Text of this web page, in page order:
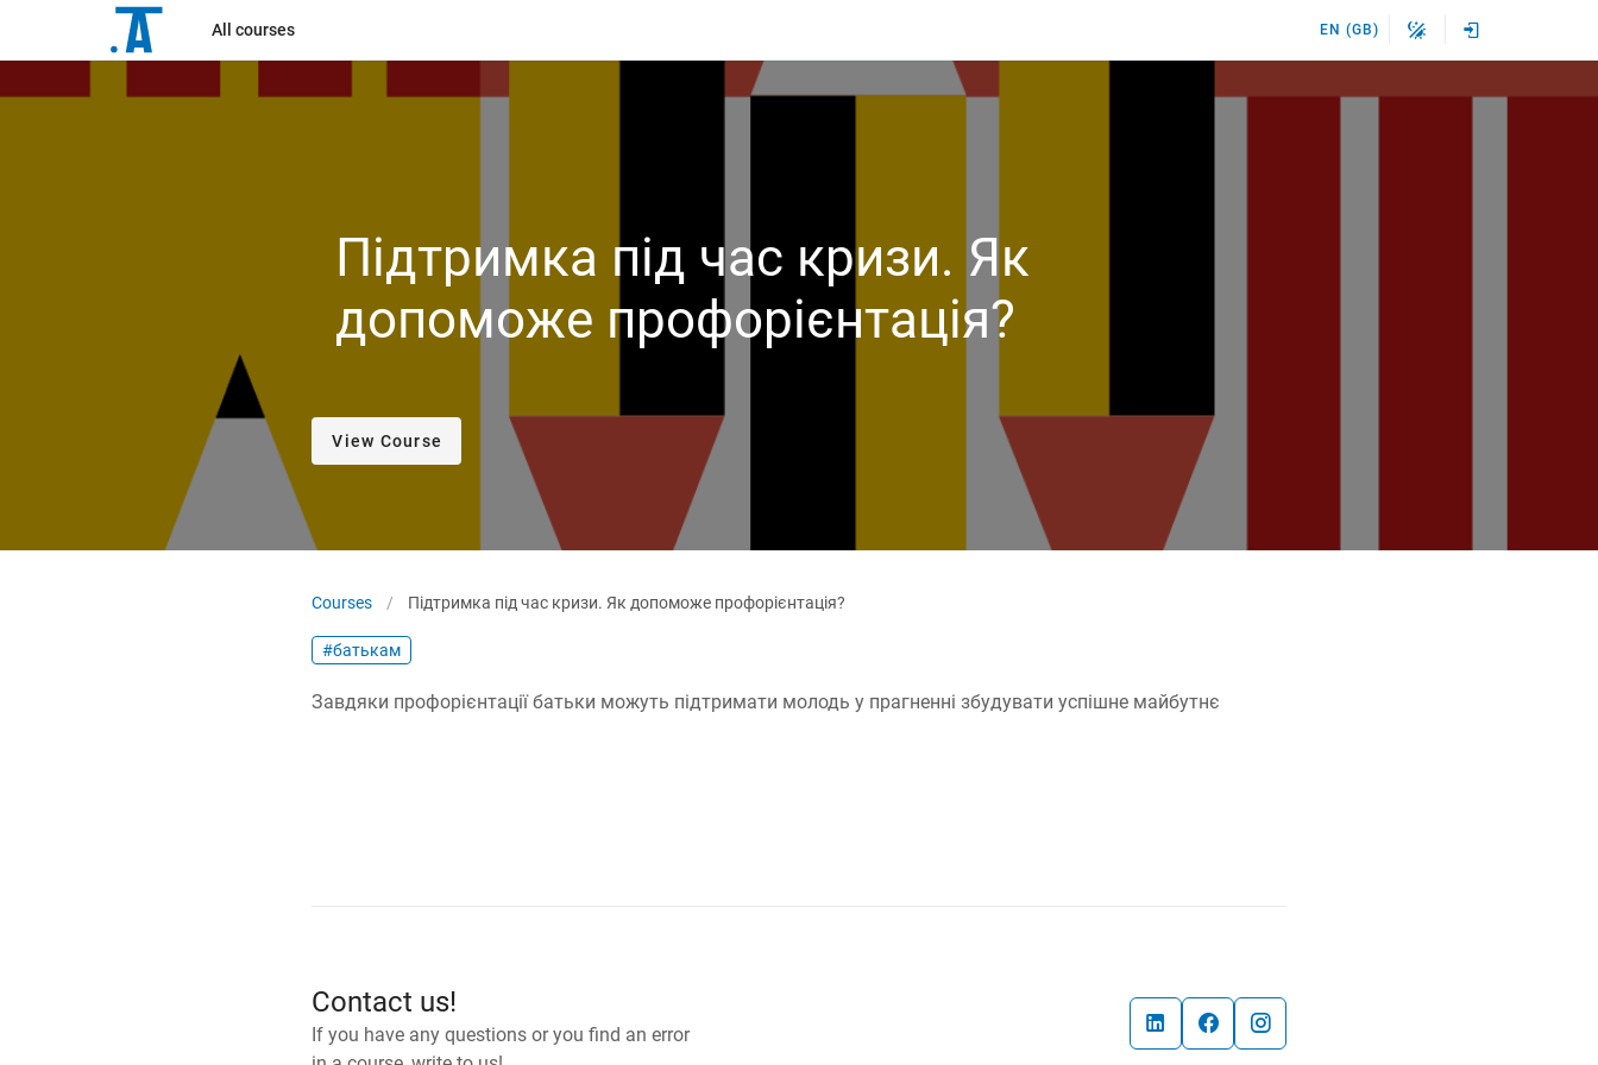
All courses EN (GB)
Підтримка під час кризи. Як
допоможе профорієнтація?
View Course
Courses / Підтримка під час кризи. Як допоможе профорієнтація?
#батькам
Завдяки профорієнтації батьки можуть підтримати молодь у прагненні збудувати успішне майбутнє
Contact us!
If you have any questions or you find an error